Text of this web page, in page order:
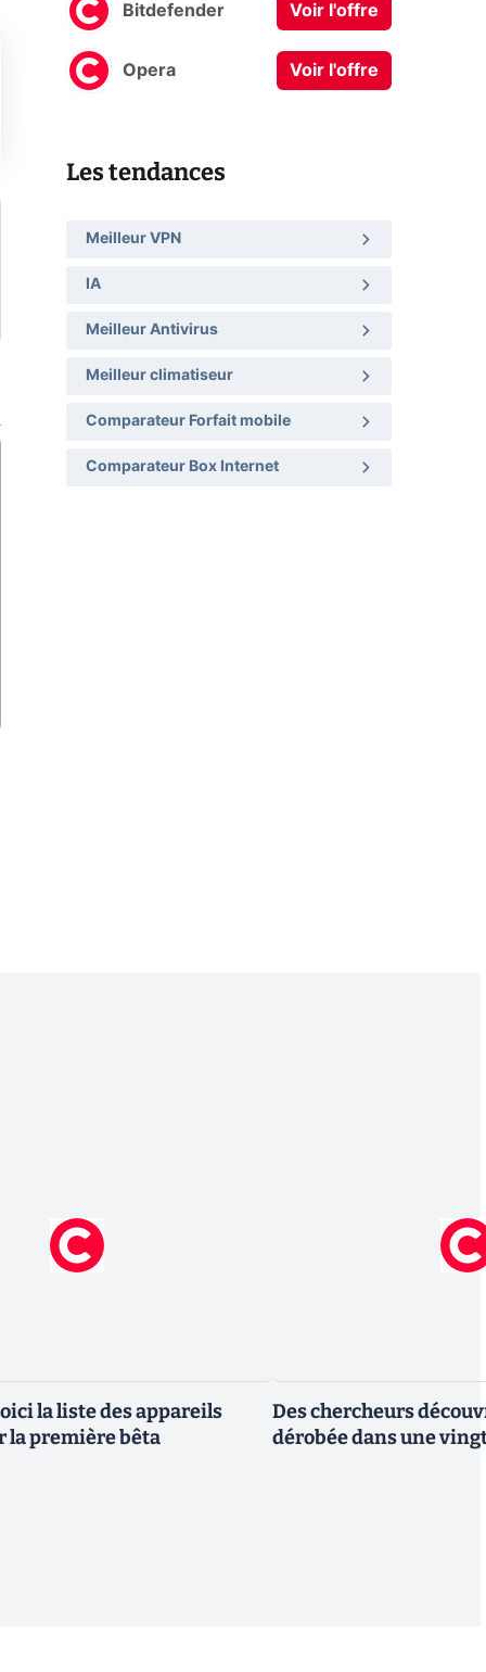
Bitdefender Voir l'offre
Opera Voir l'offre
Les tendances
Meilleur VPN
IA
Meilleur Antivirus
Meilleur climatiseur
Comparateur Forfait mobile
Comparateur Box Internet
la liste des appareils
la première bêta
Des chercheurs
dérobée dans une